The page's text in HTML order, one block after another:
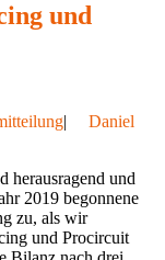
und
|
Daniel
herausragend und
2019 begonnene
zu, als wir
und Procircuit